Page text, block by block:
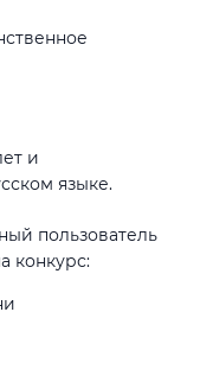
и
языке.
пользователь
конкурс: